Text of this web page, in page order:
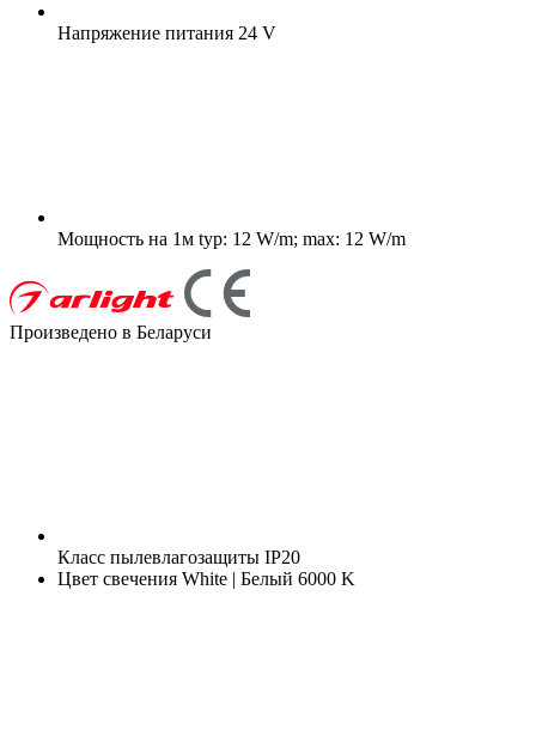
Напряжение питания 24 V
Мощность на 1м typ: 12 W/m; max: 12 W/m
Произведено в Беларуси
Класс пылевлагозащиты IP20
Цвет свечения White | Белый 6000 K